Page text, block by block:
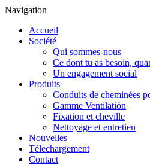
Navigation
Accueil
Société
Qui sommes-nous
Ce dont tu as besoin,
Un engagement social
Produits
Conduits de cheminées
Gamme Ventilatión
Fixation et cheville
Nettoyage et entretien
Nouvelles
Télechargement
Contact